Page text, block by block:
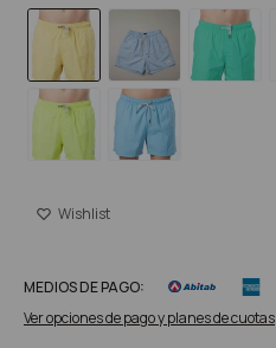
MEDIOS DE PAGO:
Ver opciones de pago y planes de cuotas